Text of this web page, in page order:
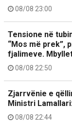
08/08 23:00
Tensione në
“Mos më prek”,
fjalimeve.
08/08 22:50
Zjarrvënie e
Ministri
08/08 22:44